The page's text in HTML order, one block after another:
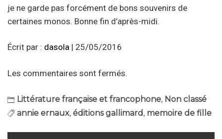
je ne garde pas forcément de bons souvenirs de
certaines monos. Bonne fin d’après-midi.
Écrit par : dasola | 25/05/2016
Les commentaires sont fermés.
Littérature française et francophone, Non classé
annie ernaux, éditions gallimard, memoire de fille